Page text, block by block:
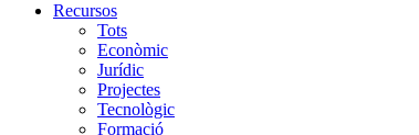
Recursos
Tots
Econòmic
Jurídic
Projectes
Tecnològic
Formació